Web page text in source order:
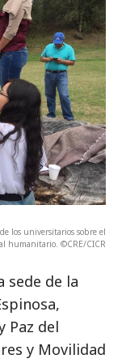
los universitarios sobre el
humanitario. ©CRE/CICR
sede de la
Paz del
y Movilidad